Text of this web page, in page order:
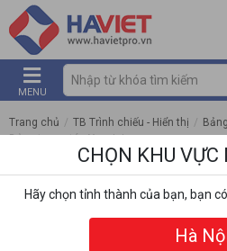
MENU
Trang chủ / TB Trình chiếu - Hiển thị /
Bảng tương tác Yesvision
CHỌN KHU VỰC
Hãy chọn tỉnh thành của bạn, bạn
Hà